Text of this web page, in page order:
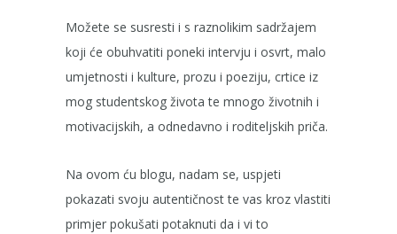
Možete se susresti i s raznolikim sadržajem
koji će obuhvatiti poneki intervju i osvrt, malo
umjetnosti i kulture, prozu i poeziju, crtice iz
mog studentskog života te mnogo životnih i
motivacijskih, a odnedavno i roditeljskih priča.
Na ovom ću blogu, nadam se, uspjeti
pokazati svoju autentičnost te vas kroz vlastiti
primjer pokušati potaknuti da i vi to